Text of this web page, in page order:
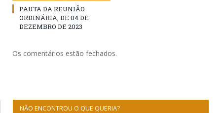
PAUTA DA REUNIÃO
ORDINÁRIA, DE 04 DE
DEZEMBRO DE 2023
Os comentários estão fechados.
NÃO ENCONTROU O QUE QUERIA?